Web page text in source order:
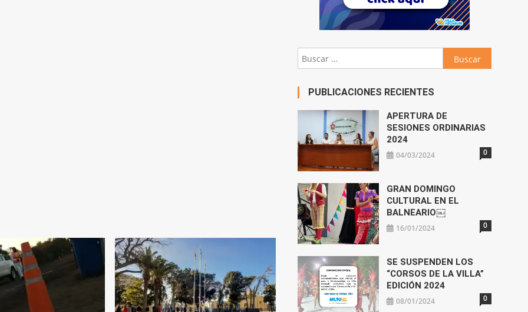
Buscar:
PUBLICACIONES RECIENTES
APERTURA DE
SESIONES ORDINARIAS
2024
04/03/2024 0
GRAN DOMINGO
CULTURAL EN EL
BALNEARIO￼
16/01/2024 0
SE SUSPENDEN LOS
“CORSOS DE LA VILLA”
EDICIÓN 2024
08/01/2024 0